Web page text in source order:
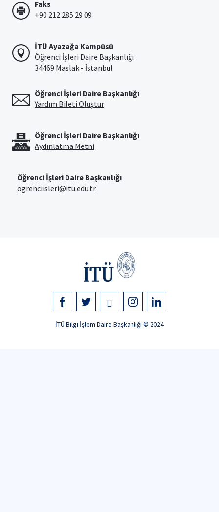
Faks
+90 212 285 29 09
İTÜ Ayazağa Kampüsü
Öğrenci İşleri Daire Başkanlığı
34469 Maslak - İstanbul
Öğrenci İşleri Daire Başkanlığı
Yardım Bileti Oluştur
Öğrenci İşleri Daire Başkanlığı
Aydınlatma Metni
Öğrenci İşleri Daire Başkanlığı
ogrenciisleri@itu.edu.tr
İTÜ Bilgi İşlem Daire Başkanlığı © 2024